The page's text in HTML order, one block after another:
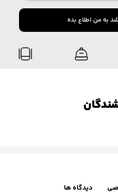
به من اطلاع بده
دیدگاه ها